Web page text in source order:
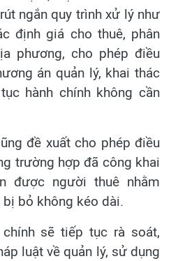
ngắn quy trình xử lý như
định giá cho thuê, phân
phương, cho phép điều
án quản lý, khai thác
hành chính không cần
đề xuất cho phép điều
trường hợp đã công khai
được người thuê nhằm
bỏ không kéo dài.
sẽ tiếp tục rà soát,
luật về quản lý, sử dụng